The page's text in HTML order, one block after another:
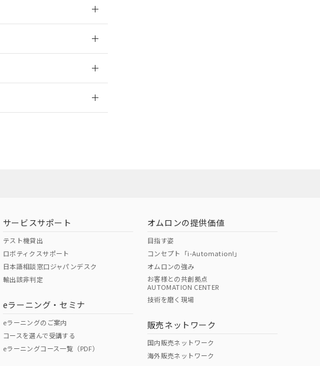
O O
サービスサポート
テスト機貸出
ロボティクスサポート
日本語相談窓口ジャパンデスク
輸出該非判定
eラーニング・セミナ
eラーニングのご案内
コースを選んで受講する
eラーニングコース一覧（PDF）
オムロンの提供価値
目指す姿
コンセプト「i-Automation!」
オムロンの強み
お客様との共創拠点
AUTOMATION CENTER
技術を磨く現場
販売ネットワーク
国内販売ネットワーク
海外販売ネットワーク